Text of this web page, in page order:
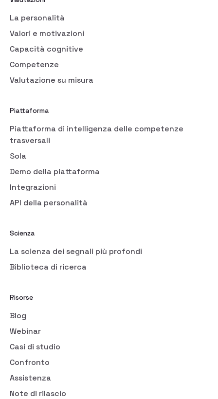
La personalità
Valori e motivazioni
Capacità cognitive
Competenze
Valutazione su misura
Piattaforma
Piattaforma di intelligenza delle competenze
trasversali
Sola
Demo della piattaforma
Integrazioni
API della personalità
Scienza
La scienza dei segnali più profondi
Biblioteca di ricerca
Risorse
Blog
Webinar
Casi di studio
Confronto
Assistenza
Note di rilascio